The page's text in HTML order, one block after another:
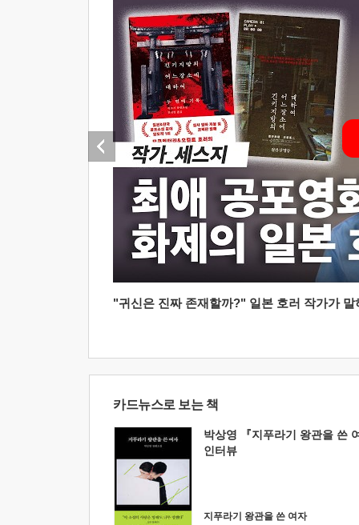
"귀신은 진짜 존재할까?" 일본 호러 작가가
카드뉴스로 보는 책
박상영 『지푸라기 왕관을 쓴
인터뷰
지푸라기 왕관을 쓴 여자